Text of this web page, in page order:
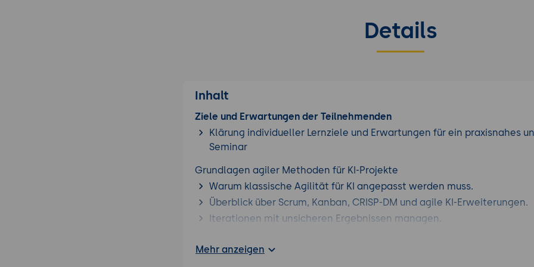
Details
Inhalt
Ziele und Erwartungen der Teilnehmenden
Klärung individueller Lernziele und Erwartungen für ein praxisnahes
Seminar
Grundlagen agiler Methoden für KI-Projekte
Warum klassische Agilität für KI angepasst werden muss.
Überblick über Scrum, Kanban, CRISP-DM und agile KI-Erweiterungen.
Iterationen mit unsicheren Ergebnissen managen.
Product Owner vs. AI Product Owner vs. Data Product Manager.
Mehr anzeigen